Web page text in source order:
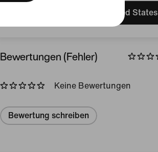
United States
Bewertungen (Fehler)
Keine Bewertungen
Bewertung schreiben